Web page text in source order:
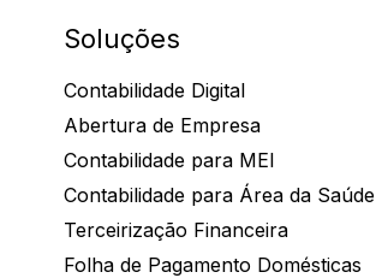
Soluções
Contabilidade Digital
Abertura de Empresa
Contabilidade para MEI
Contabilidade para Área da Saúde
Terceirização Financeira
Folha de Pagamento Domésticas